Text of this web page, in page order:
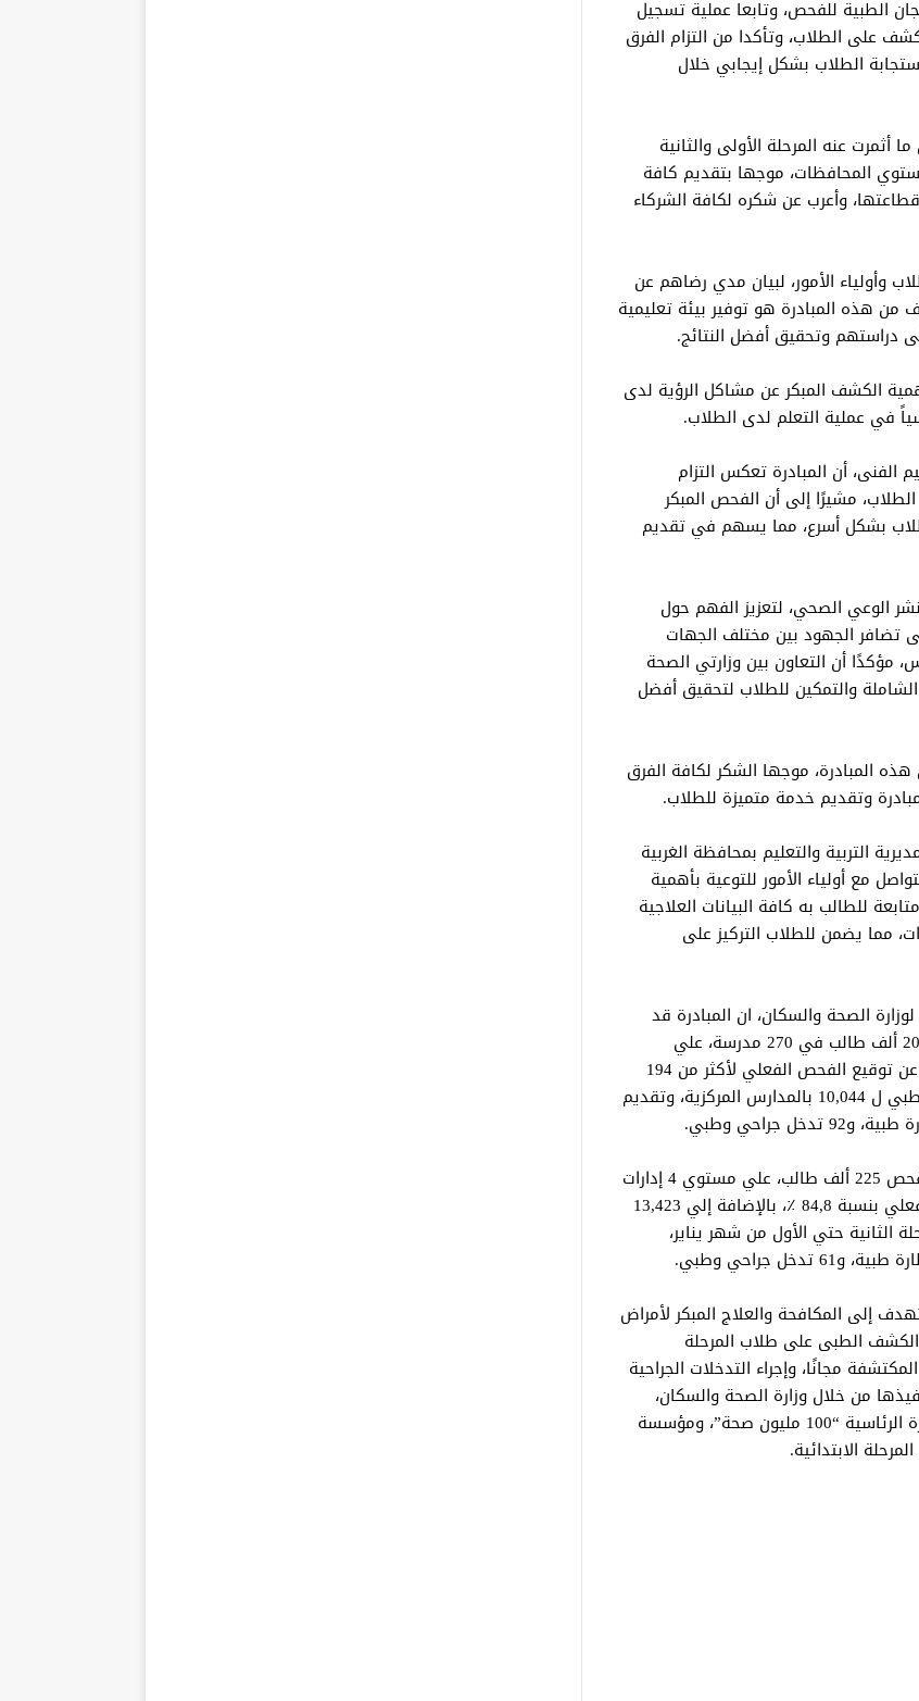
الطبية للفحص، وتابعا عملية تسجيل
على الطلاب، وتأكدا من التزام الفرق
الطلاب بشكل إيجابي خلال
أثمرت عنه المرحلة الأولى والثانية
المحافظات، موجها بتقديم كافة
وأعرب عن شكره لكافة الشركاء
وأولياء الأمور، لبيان مدي رضاهم عن
هذه المبادرة هو توفير بيئة تعليمية
دراستهم وتحقيق أفضل النتائج.
الكشف المبكر عن مشاكل الرؤية لدى
في عملية التعلم لدى الطلاب.
الفنى، أن المبادرة تعكس التزام
مشيرًا إلى أن الفحص المبكر
بشكل أسرع، مما يسهم في تقديم
الوعي الصحي، لتعزيز الفهم حول
تضافر الجهود بين مختلف الجهات
مؤكدًا أن التعاون بين وزارتي الصحة
والتمكين للطلاب لتحقيق أفضل
هذه المبادرة، موجها الشكر لكافة الفرق
وتقديم خدمة متميزة للطلاب.
التربية والتعليم بمحافظة الغربية
مع أولياء الأمور للتوعية بأهمية
للطالب به كافة البيانات العلاجية
مما يضمن للطلاب التركيز على
الصحة والسكان، ان المبادرة قد
استهدفت فى مرحلتها الأولى الفحص الأولي لـ 200 ألف طالب في 270 مدرسة، علي
مستوي 6 إدارات صحية، وأثمرت نتائج تلك المرحلة عن توقيع الفحص الفعلي لأكثر من 194
ألف طالب بنسبة 97,4 %، بالإضافة إلي الكشف الطبي ل 10,044 بالمدارس المركزية، وتقديم
واضاف “عبدالغفار” ان المرحلة الثانية استهدفت فحص 225 ألف طالب، علي مستوي 4 إدارات
صحية، بإجمالي 354 مدرسة، وتم تنفيذ الفحص الفعلي بنسبة 84,8 ٪، بالإضافة إلي 13,423
الثانية حتي الأول من شهر يناير،
إلى المكافحة والعلاج المبكر لأمراض
الكشف الطبى على طلاب المرحلة
مجانًا، وإجراء التدخلات الجراحية
من خلال وزارة الصحة والسكان،
ووزارة التربية والتعليم، وأيضا ضمن أنشطة المبادرة الرئاسية “100 مليون صحة”، ومؤسسة
الابتدائية.